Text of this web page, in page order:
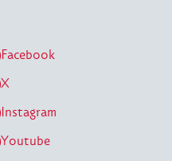
Facebook
X
Instagram
Youtube